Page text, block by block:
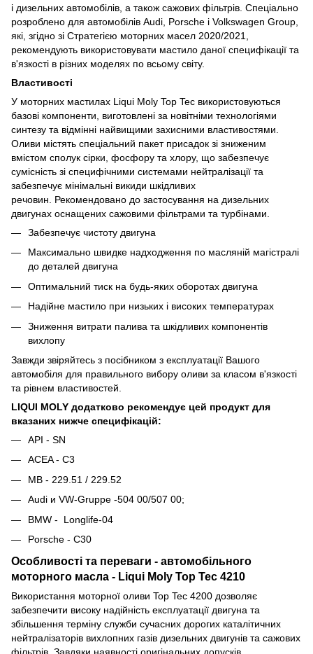
і дизельних автомобілів, а також сажових фільтрів. Спеціально
розроблено для автомобілів Audi, Porsche і Volkswagen Group,
які, згідно зі Стратегією моторних масел 2020/2021,
рекомендують використовувати мастило даної специфікації та
в'язкості в різних моделях по всьому світу.
Властивості
У моторних мастилах Liqui Moly Top Tec використовуються
базові компоненти, виготовлені за новітніми технологіями
синтезу та відмінні найвищими захисними властивостями.
Оливи містять спеціальний пакет присадок зі зниженим
вмістом сполук сірки, фосфору та хлору, що забезпечує
сумісність зі специфічними системами нейтралізації та
забезпечує мінімальні викиди шкідливих
речовин. Рекомендовано до застосування на дизельних
двигунах оснащених сажовими фільтрами та турбінами.
Забезпечує чистоту двигуна
Максимально швидке надходження по масляній магістралі
до деталей двигуна
Оптимальний тиск на будь-яких оборотах двигуна
Надійне мастило при низьких і високих температурах
Зниження витрати палива та шкідливих компонентів
вихлопу
Завжди звіряйтесь з посібником з експлуатації Вашого
автомобіля для правильного вибору оливи за класом в'язкості
та рівнем властивостей.
LIQUI MOLY додатково рекомендує цей продукт для
вказаних нижче специфікацій:
API - SN
ACEA - C3
MB - 229.51 / 229.52
Audi и VW-Gruppe -504 00/507 00;
BMW - Longlife-04
Porsche - C30
Особливості та переваги - автомобільного
моторного масла - Liqui Moly Top Tec 4210
Використання моторної оливи Top Tec 4200 дозволяє
забезпечити високу надійність експлуатації двигуна та
збільшення терміну служби сучасних дорогих каталітичних
нейтралізаторів вихлопних газів дизельних двигунів та сажових
фільтрів. Завдяки наявності оригінальних допусків